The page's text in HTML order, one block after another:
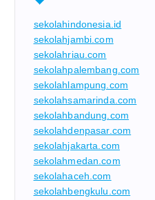
sekolahindonesia.id
sekolahjambi.com
sekolahriau.com
sekolahpalembang.com
sekolahlampung.com
sekolahsamarinda.com
sekolahbandung.com
sekolahdenpasar.com
sekolahjakarta.com
sekolahmedan.com
sekolahaceh.com
sekolahbengkulu.com